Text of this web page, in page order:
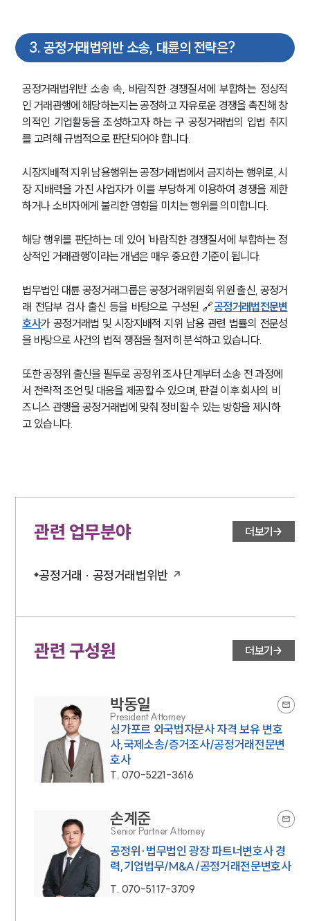
그룹소개
3. 공정거래법위반 소송, 대륜의 전략은?
공정거래법위반 소송 속, 바람직한 경쟁질서에 부합하는 정상적
인 거래관행에 해당하는지는 공정하고 자유로운 경쟁을 촉진해 창
의적인 기업활동을 조성하고자 하는 구 공정거래법의 입법 취지
를 고려해 규범적으로 판단되어야 합니다.
시장지배적 지위 남용행위는 공정거래법에서 금지하는 행위로, 시
장 지배력을 가진 사업자가 이를 부당하게 이용하여 경쟁을 제한
하거나 소비자에게 불리한 영향을 미치는 행위를 의미합니다.
해당 행위를 판단하는 데 있어 '바람직한 경쟁질서에 부합하는 정
상적인 거래관행'이라는 개념은 매우 중요한 기준이 됩니다.
법무법인 대륜 공정거래그룹은 공정거래위원회 위원 출신, 공정거
래 전담부 검사 출신 등을 바탕으로 구성된 🔗공정거래법전문변
호사가 공정거래법 및 시장지배적 지위 남용 관련 법률의 전문성
을 바탕으로 사건의 법적 쟁점을 철저히 분석하고 있습니다.
또한 공정위 출신을 필두로 공정위 조사 단계부터 소송 전 과정에
서 전략적 조언 및 대응을 제공할 수 있으며, 판결 이후 회사의 비
즈니스 관행을 공정거래법에 맞춰 정비할 수 있는 방향을 제시하
고 있습니다.
관련 업무분야 더보기
공정거래 · 공정거래법위반
관련 구성원 더보기
박동일
President Attorney
싱가포르 외국법자문사 자격 보유 변호
사,국제소송/증거조사/공정거래전문변
호사
T. 070-5221-3616
손계준
Senior Partner Attorney
공정위·법무법인 광장 파트너변호사 경
력,기업법무/M&A/공정거래전문변호사
T. 070-5117-3709